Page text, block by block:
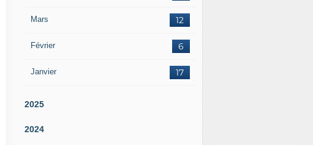
Mars 12
Février 6
Janvier 17
2025
2024